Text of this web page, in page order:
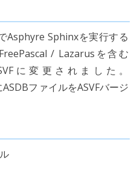
Asphyre Sphinxを実行する
/ Lazarusを含む
に変更されました。
ファイルをASVFバージ